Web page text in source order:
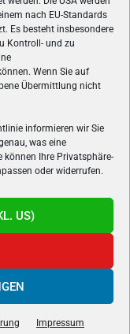
nach EU-Standards
Es besteht insbesondere
Kontroll- und zu
Wenn Sie auf
Übermittlung nicht
informieren wir Sie
was eine
können Ihre Privatsphäre-
oder widerrufen.
US)
Impressum
das älteste Online-
aktuelle News,
Gaming-
e-Sport's.